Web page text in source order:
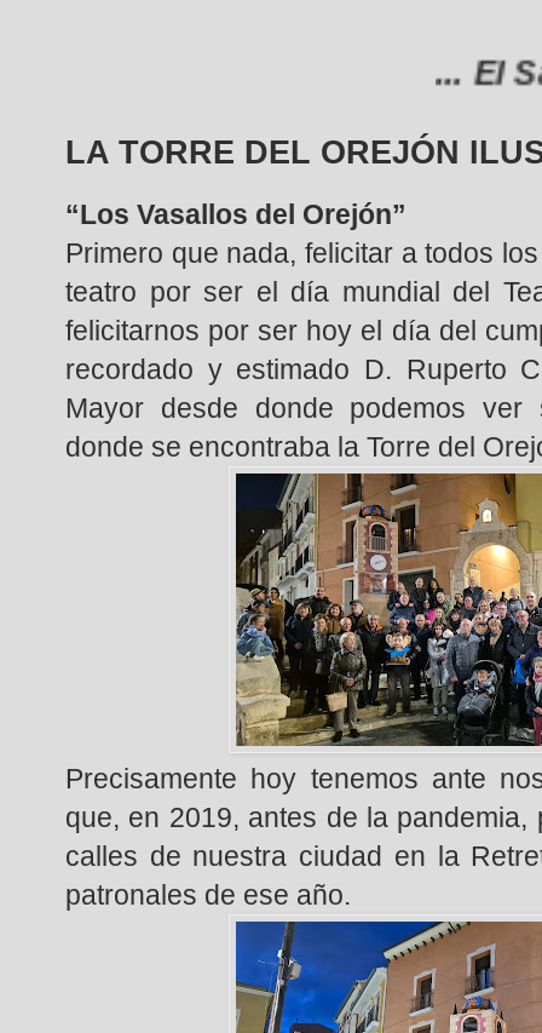
... El
LA TORRE DEL OREJÓN
“Los Vasallos del Orejón”
Primero que nada, felicitar a todos
teatro por ser el día mundial del
felicitarnos por ser hoy el día del
recordado y estimado D. Ruperto
Mayor desde donde podemos
donde se encontraba la Torre del
Precisamente hoy tenemos ante
que, en 2019, antes de la
calles de nuestra ciudad en la
patronales de ese año.